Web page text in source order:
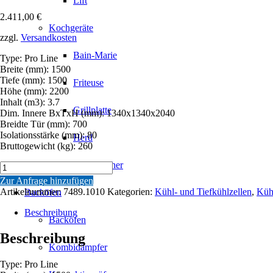
Kochgeräte
Bain-Marie
Friteuse
Grillplatte
Herd
Nudelkocher
Backöfen
Backöfen
Kombidämpfer
2.411,00 €
zzgl. Versandkosten
Type: Pro Line
Breite (mm): 1500
Tiefe (mm): 1500
Höhe (mm): 2200
Inhalt (m3): 3.7
Dim. Innere BxTxH (mm): 1340x1340x2040
Breidte Tür (mm): 700
Isolationsstärke (mm): 80
Bruttogewicht (kg): 260
KÜHL
UND
FRIERZELL
1500X1500X2200
Menge
Zur Anfrage hinzufügen
Artikelnummer: 7489.1010 Kategorien: Kühl- und Tiefkühlzellen,
Beschreibung
Beschreibung
Type: Pro Line